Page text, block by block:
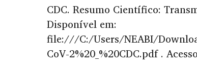
CDC. Resumo Científico:
Disponível em:
file:///C:/Users/NEABI/
CoV-2%20_%20CDC.pdf .